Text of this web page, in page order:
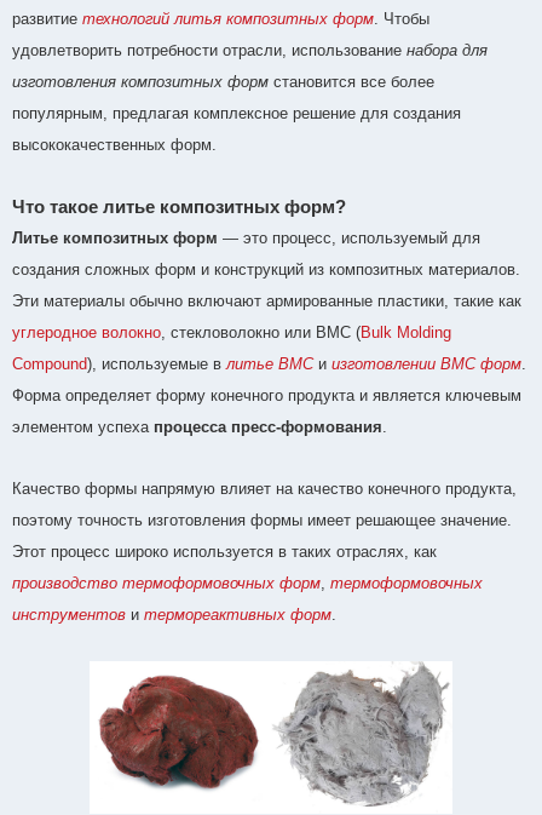
развитие технологий литья композитных форм. Чтобы
удовлетворить потребности отрасли, использование набора для
изготовления композитных форм становится все более
популярным, предлагая комплексное решение для создания
высококачественных форм.
Что такое литье композитных форм?
Литье композитных форм — это процесс, используемый для
создания сложных форм и конструкций из композитных материалов.
Эти материалы обычно включают армированные пластики, такие как
углеродное волокно, стекловолокно или BMC (Bulk Molding
Compound), используемые влитье BMCи изготовлении BMC форм.
Форма определяет форму конечного продукта и является ключевым
элементом успеха процесса пресс-формования.
Качество формы напрямую влияет на качество конечного продукта,
поэтому точность изготовления формы имеет решающее значение.
Этот процесс широко используется в таких отраслях, как
производство термоформовочных форм, термоформовочных
инструментов и термореактивных форм.